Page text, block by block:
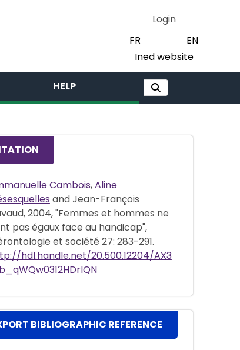
Login
FR
EN
Ined website
HELP
Cambois,Aline
and Jean-François
2004, "Femmes et hommes ne
pas égaux face au handicap",
et société 27: 283-291.
hdl.handle.net/20.500.12204/AX3
BIBLIOGRAPHIC REFERENCE